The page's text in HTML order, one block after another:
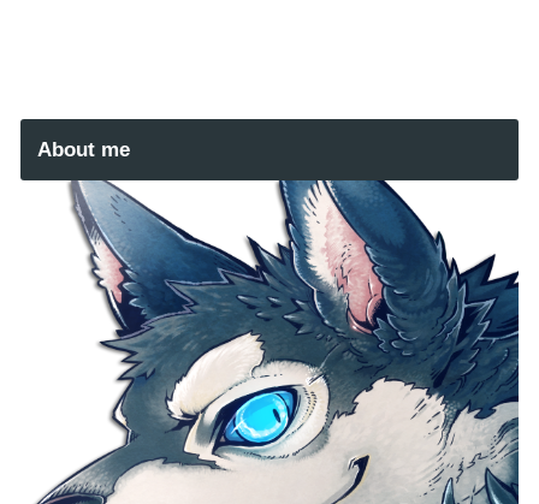
About me